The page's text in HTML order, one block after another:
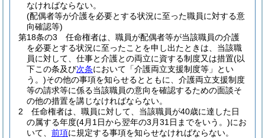
なければならない。
(配偶者等が介護を必要とする状況に至った職員に対する意
向確認等)
第18条の3
任命権者は、職員が配偶者等が当該職員の介護
を必要とする状況に至ったことを申し出たときは、当該職
員に対して、仕事と介護との両立に資する制度又は措置(以
下この条及び次条において「介護両立支援制度等」とい
う。)その他の事項を知らせるとともに、介護両立支援制度
等の請求等に係る当該職員の意向を確認するための面談そ
の他の措置を講じなければならない。
2
任命権者は、職員に対して、当該職員が40歳に達した日
の属する年度(4月1日から翌年の3月31日までをいう。)にお
いて、 前項に規定する事項を知らせなければならない。